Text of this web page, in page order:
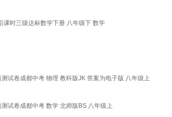
课时三级达标数学下册 八年级下 数学
试卷成都中考 物理 教科版JK 答案为电子版 八年级上
试卷成都中考 数学 北师版BS 八年级上